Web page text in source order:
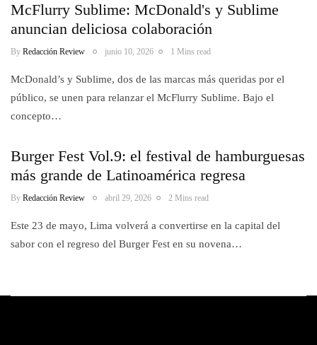
McFlurry Sublime: McDonald's y Sublime
anuncian deliciosa colaboración
By Redacción Review junio 10, 2026 1 Mins read
McDonald’s y Sublime, dos de las marcas más queridas por el
público, se unen para relanzar el McFlurry Sublime. Bajo el
concepto…
Burger Fest Vol.9: el festival de hamburguesas
más grande de Latinoamérica regresa
By Redacción Review abril 29, 2026 2 Mins read
Este 23 de mayo, Lima volverá a convertirse en la capital del
sabor con el regreso del Burger Fest en su novena…